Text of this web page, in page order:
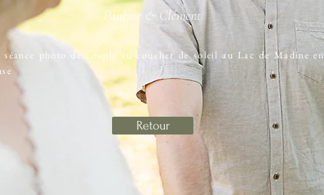
Pauline & Clément
séance photo de couple au coucher de soleil au Lac de Madine en
Retour